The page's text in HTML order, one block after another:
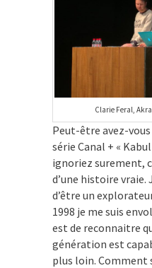
Clarie Feral,
Peut-être avez-
série Canal + «
ignoriez surement,
d’une histoire vraie.
d’être un
1998 je me suis
est de reconnaitre
génération est
plus loin. Comment